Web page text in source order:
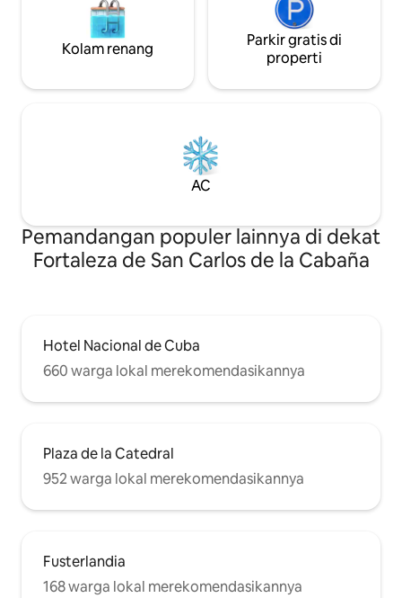
Kolam renang
Parkir gratis di
properti
AC
Pemandangan populer lainnya di dekat
Fortaleza de San Carlos de la Cabaña
Hotel Nacional de Cuba
660 warga lokal merekomendasikannya
Plaza de la Catedral
952 warga lokal merekomendasikannya
Fusterlandia
168 warga lokal merekomendasikannya